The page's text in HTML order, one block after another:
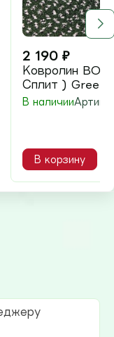
2 190 ₽
Ковролин
Сплит ) Green
В наличии
В корзину